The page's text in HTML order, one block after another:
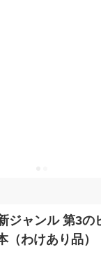
ジャンル 第3
（わけあり品）